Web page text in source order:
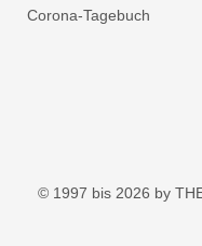
Corona-Tagebuch
© 1997 bis 2026 by